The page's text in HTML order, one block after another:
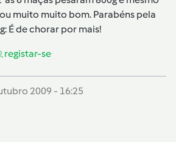
muito muito bom. Parabéns pela
É de chorar por mais!
registar-se
2009 - 16:25